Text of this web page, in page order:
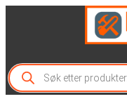
P
r
o